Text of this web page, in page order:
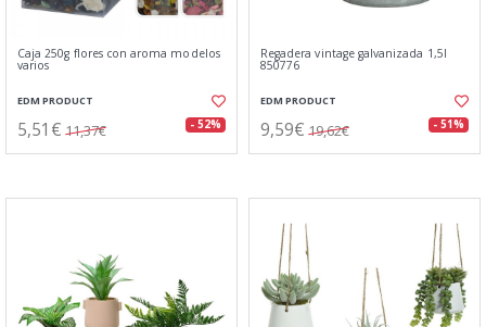
Caja 250g flores con aroma modelos
varios
EDM PRODUCT
5,51€ 11,37€ - 52%
Regadera vintage galvanizada 1,5l
850776
EDM PRODUCT
9,59€ 19,62€ - 51%